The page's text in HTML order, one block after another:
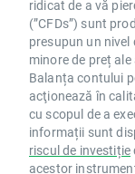
ridicat de a vă
(”CFDs”) sunt
presupun un
minore de preț
Balanța contului
acţionează în
cu scopul de a
informații sunt
riscul de investiție
acestor